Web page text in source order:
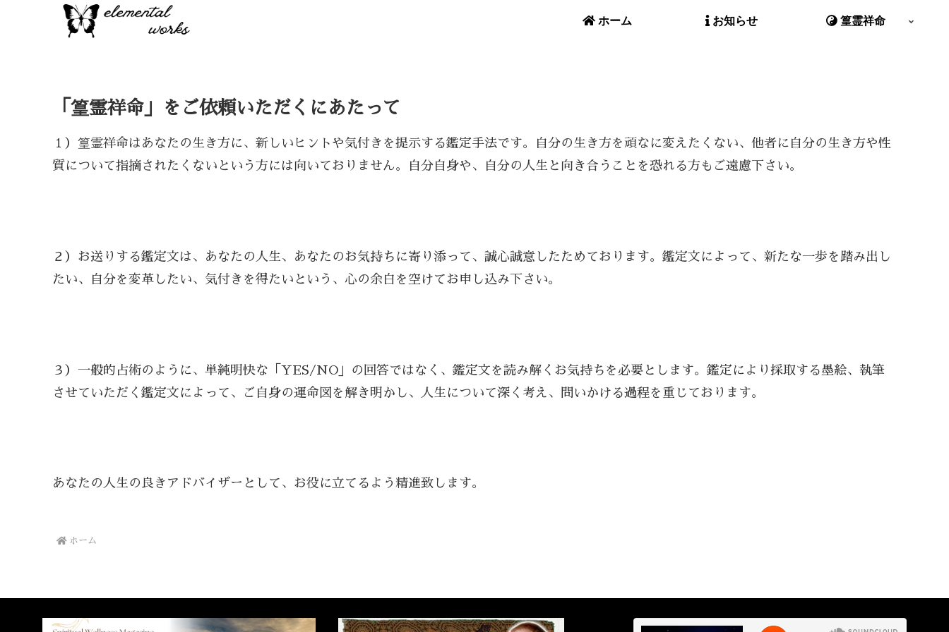
ホーム お知らせ 篁霊祥命
「篁霊祥命」をご依頼いただくにあたって
１）篁霊祥命はあなたの生き方に、新しいヒントや気付きを提示する鑑定手法です。自分の生き方を頑なに変えたくない、他者に自分の生き方や性
質について指摘されたくないという方には向いておりません。自分自身や、自分の人生と向き合うことを恐れる方もご遠慮下さい。
２）お送りする鑑定文は、あなたの人生、あなたのお気持ちに寄り添って、誠心誠意したためております。鑑定文によって、新たな一歩を踏み出し
たい、自分を変革したい、気付きを得たいという、心の余白を空けてお申し込み下さい。
３）一般的占術のように、単純明快な「YES/NO」の回答ではなく、鑑定文を読み解くお気持ちを必要とします。鑑定により採取する墨絵、執筆
させていただく鑑定文によって、ご自身の運命図を解き明かし、人生について深く考え、問いかける過程を重じております。
あなたの人生の良きアドバイザーとして、お役に立てるよう精進致します。
ホーム